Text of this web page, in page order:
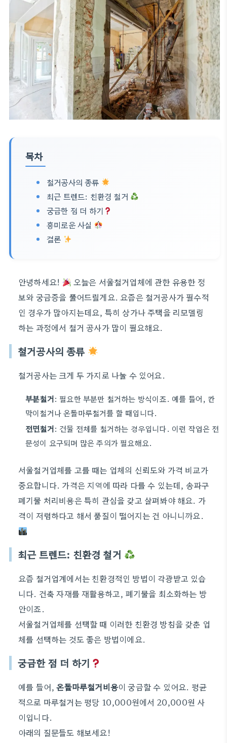
목차
철거공사의 종류
최근 트렌드: 친환경 철거
궁금한 점 더 하기
흥미로운 사실
결론
안녕하세요!
오늘은 서울철거업체에 관한 유용한 정
보와 궁금증을 풀어드릴게요. 요즘은 철거공사가 필수적
인 경우가 많아지는데요, 특히 상가나 주택을 리모델링
하는 과정에서 철거 공사가 많이 필요해요.
철거공사의 종류
철거공사는 크게 두 가지로 나눌 수 있어요.
부분철거: 필요한 부분만 철거하는 방식이죠. 예를 들어, 칸
막이철거나 온돌마루철거를 할 때입니다.
전면철거: 건물 전체를 철거하는 경우입니다. 이런 작업은 전
문성이 요구되며 많은 주의가 필요해요.
서울철거업체를 고를 때는 업체의 신뢰도와 가격 비교가
중요합니다. 가격은 지역에 따라 다를 수 있는데, 송파구
폐기물 처리비용은 특히 관심을 갖고 살펴봐야 해요. 가
격이 저렴하다고 해서 품질이 떨어지는 건 아니니까요.
최근 트렌드: 친환경 철거
요즘 철거업계에서는 친환경적인 방법이 각광받고 있습
니다. 건축 자재를 재활용하고, 폐기물을 최소화하는 방
안이죠.
서울철거업체를 선택할 때 이러한 친환경 방침을 갖춘 업
체를 선택하는 것도 좋은 방법이에요.
궁금한 점 더 하기
예를 들어,온돌마루철거비용이 궁금할 수 있어요. 평균
적으로 마루철거는 평당 10,000원에서 20,000원 사
이입니다.
아래의 질문들도 해보세요!